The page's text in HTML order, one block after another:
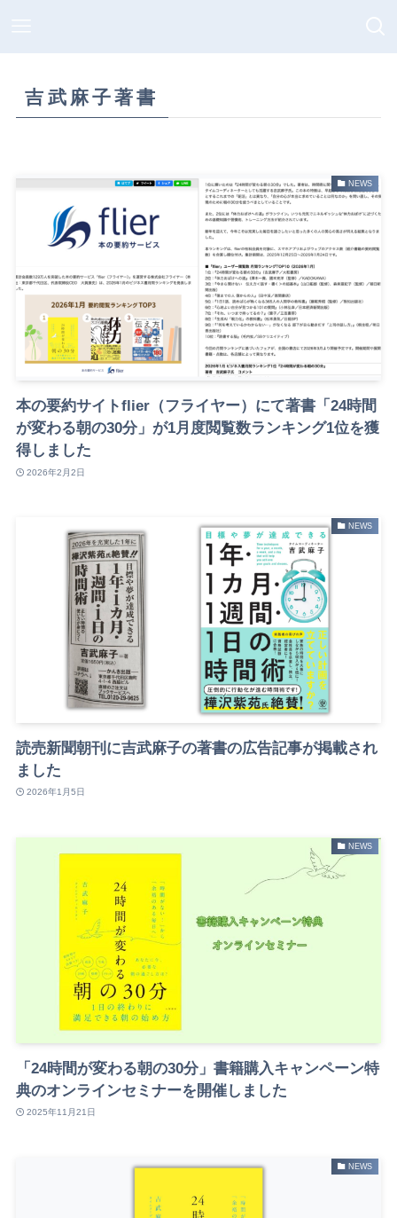
吉武麻子著書
NEWS
本の要約サイトflier（フライヤー）にて著書「24時間
が変わる朝の30分」が1月度閲覧数ランキング1位を獲
得しました
2026年2月2日
NEWS
読売新聞朝刊に吉武麻子の著書の広告記事が掲載され
ました
2026年1月5日
NEWS
「24時間が変わる朝の30分」書籍購入キャンペーン特
典のオンラインセミナーを開催しました
2025年11月21日
NEWS